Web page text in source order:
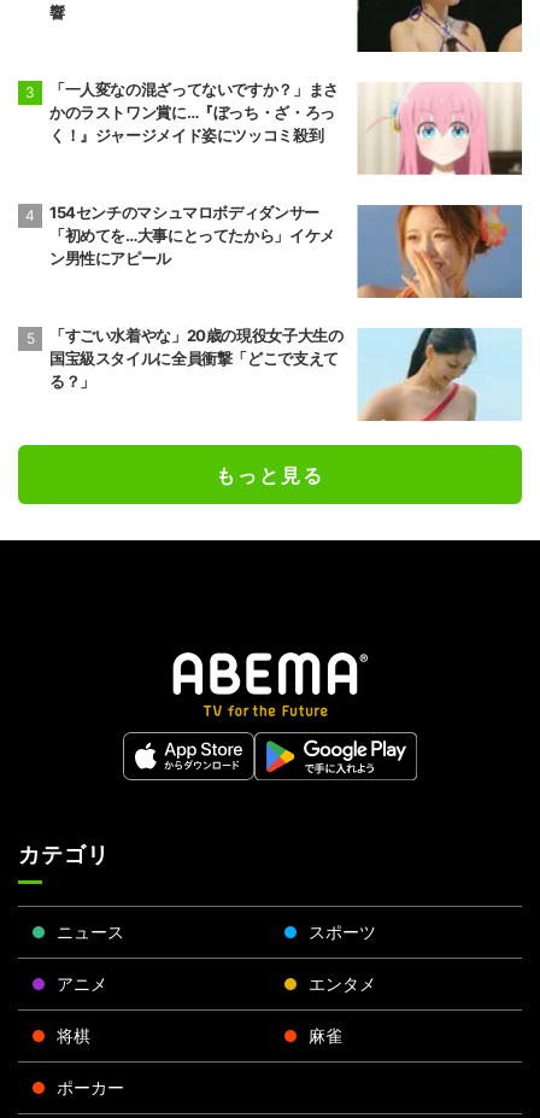
響
「一人変なの混ざってないですか？」まさ
かのラストワン賞に…『ぼっち・ざ・ろっ
く！』ジャージメイド姿にツッコミ殺到
154センチのマシュマロボディダンサー
「初めてを…大事にとってたから」イケメ
ン男性にアピール
「すごい水着やな」20歳の現役女子大生の
国宝級スタイルに全員衝撃「どこで支えて
る？」
もっと見る
カテゴリ
ニュース スポーツ
アニメ エンタメ
将棋 麻雀
ポーカー